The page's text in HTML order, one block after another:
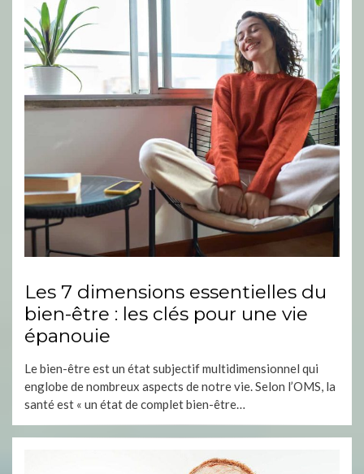
Les 7 dimensions essentielles du
bien-être : les clés pour une vie
épanouie
Le bien-être est un état subjectif multidimensionnel qui
englobe de nombreux aspects de notre vie. Selon l’OMS, la
santé est « un état de complet bien-être…